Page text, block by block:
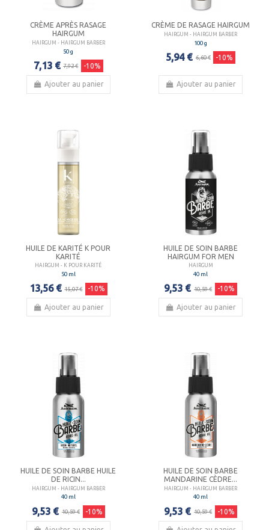
CRÈME APRÈS RASAGE
HAIRGUM
HAIRGUM - HAIRGUM BARBER
50 g
7,13 € 7,92 € -10%
Ajouter au panier
CRÈME DE RASAGE HAIRGUM
HAIRGUM - HAIRGUM BARBER
100 g
5,94 € 6,60 € -10%
Ajouter au panier
HUILE DE KARITÉ K POUR
KARITÉ
HAIRGUM - K POUR KARITÉ
50 ml
13,56 € 15,07 € -10%
Ajouter au panier
HUILE DE SOIN BARBE
HAIRGUM FOR MEN
HAIRGUM
40 ml
9,53 € 10,59 € -10%
Ajouter au panier
HUILE DE SOIN BARBE HUILE
DE RICIN...
HAIRGUM - HAIRGUM BARBER
40 ml
9,53 € 10,59 € -10%
HUILE DE SOIN BARBE
MANDARINE CÈDRE...
HAIRGUM - HAIRGUM BARBER
40 ml
9,53 € 10,59 € -10%